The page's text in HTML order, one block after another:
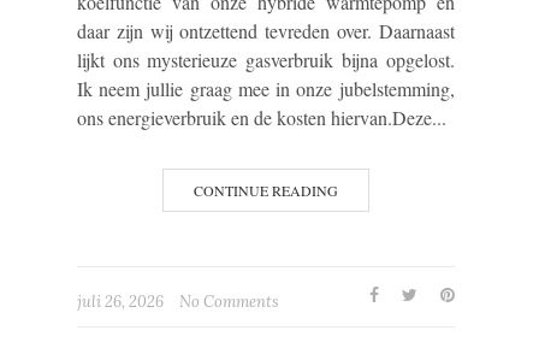
daar zijn wij ontzettend tevreden over. Daarnaast
lijkt ons mysterieuze gasverbruik bijna opgelost.
Ik neem jullie graag mee in onze jubelstemming,
ons energieverbruik en de kosten hiervan.Deze...
CONTINUE READING
juli 26, 2026 No Comments